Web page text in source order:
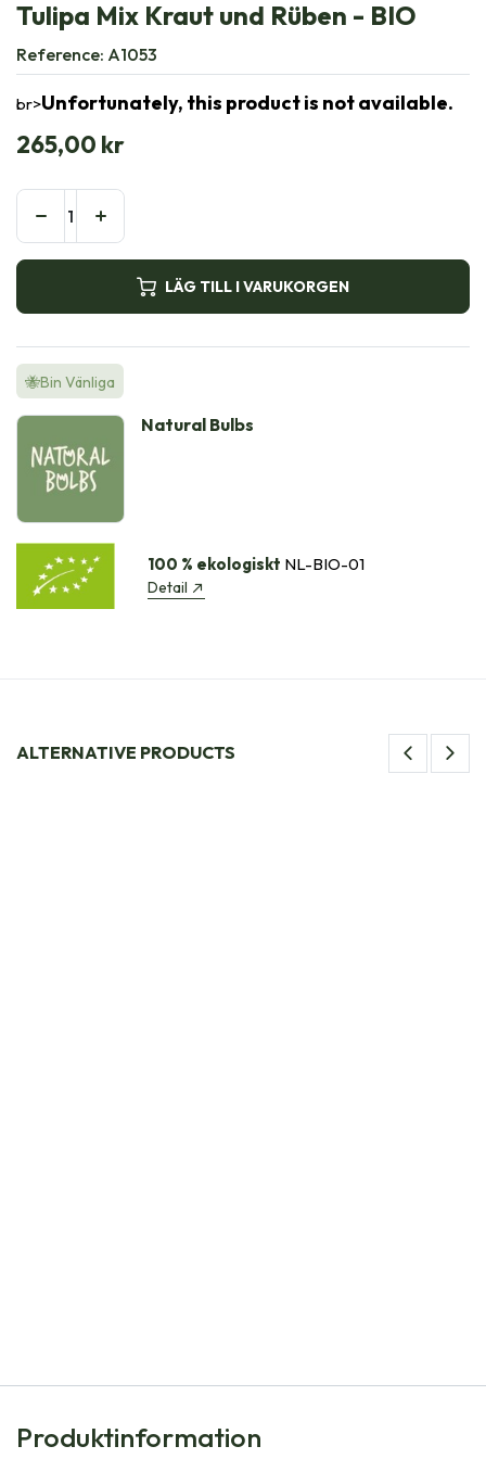
Tulipa Mix Kraut und Rüben - BIO
Reference: A1053
br>Unfortunately, this product is not available.
265,00 kr
LÄG TILL I VARUKORGEN
🐝Bin Vänliga
Natural Bulbs
100 % ekologiskt NL-BIO-01
Detail
ALTERNATIVE PRODUCTS
Produktinformation